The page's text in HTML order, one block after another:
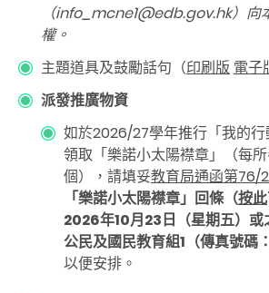
（info_mcne1@edb.gov.hk）向
權。
主題道具及鼓勵話句（印刷版 電子
派發推廣物資
如於2026/27學年推行「我的
領取「樂諾小太陽襟章」（每
個），請填妥教育局通函第76/
「樂諾小太陽襟章」回條（按此
2026年10月23日 （星期五）
公民及國民教育組1 （傳真號碼：
以便安排。